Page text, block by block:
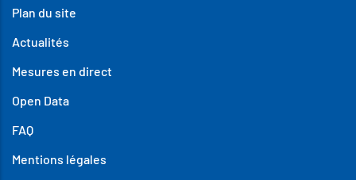
Plan du site
Actualités
Mesures en direct
Open Data
FAQ
Mentions légales